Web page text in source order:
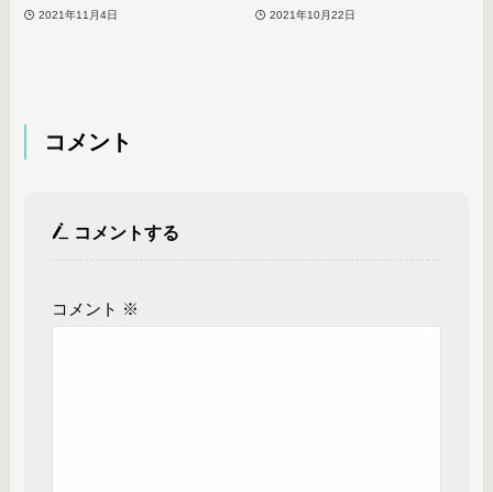
2021年11月4日 2021年10月22日
コメント
コメントする
コメント ※